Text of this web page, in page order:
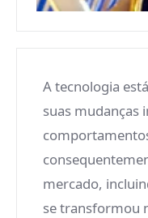
A tecnologia
suas mudanças
mercado,
se transformou